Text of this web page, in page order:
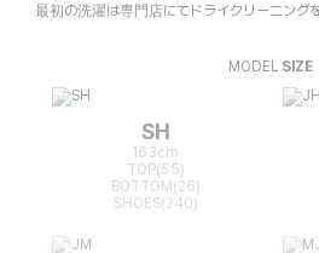
最初の洗濯は専門店にてドライクリーニング
MODEL SIZE
SH
163cm
TOP(55)
BOTTOM(26)
SHOES(240)